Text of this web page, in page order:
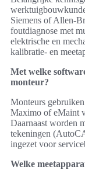
Siemens of
foutdiagnose met
elektrische en
kalibratie- en
Met welke
monteur?
Monteurs
Maximo of eMaint
Daarnaast worden
tekeningen
ingezet voor
Welke